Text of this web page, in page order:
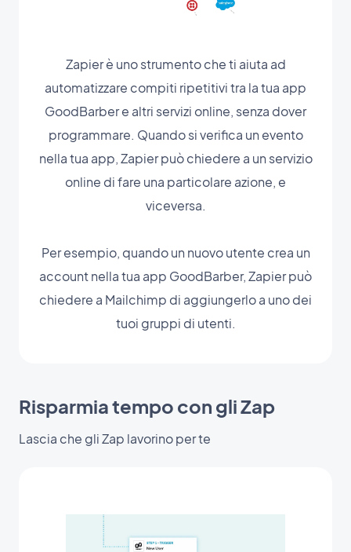
Zapier è uno strumento che ti aiuta ad
automatizzare compiti ripetitivi tra la tua app
GoodBarber e altri servizi online, senza dover
programmare. Quando si verifica un evento
nella tua app, Zapier può chiedere a un servizio
online di fare una particolare azione, e
viceversa.
Per esempio, quando un nuovo utente crea un
account nella tua app GoodBarber, Zapier può
chiedere a Mailchimp di aggiungerlo a uno dei
tuoi gruppi di utenti.
Risparmia tempo con gli Zap
Lascia che gli Zap lavorino per te